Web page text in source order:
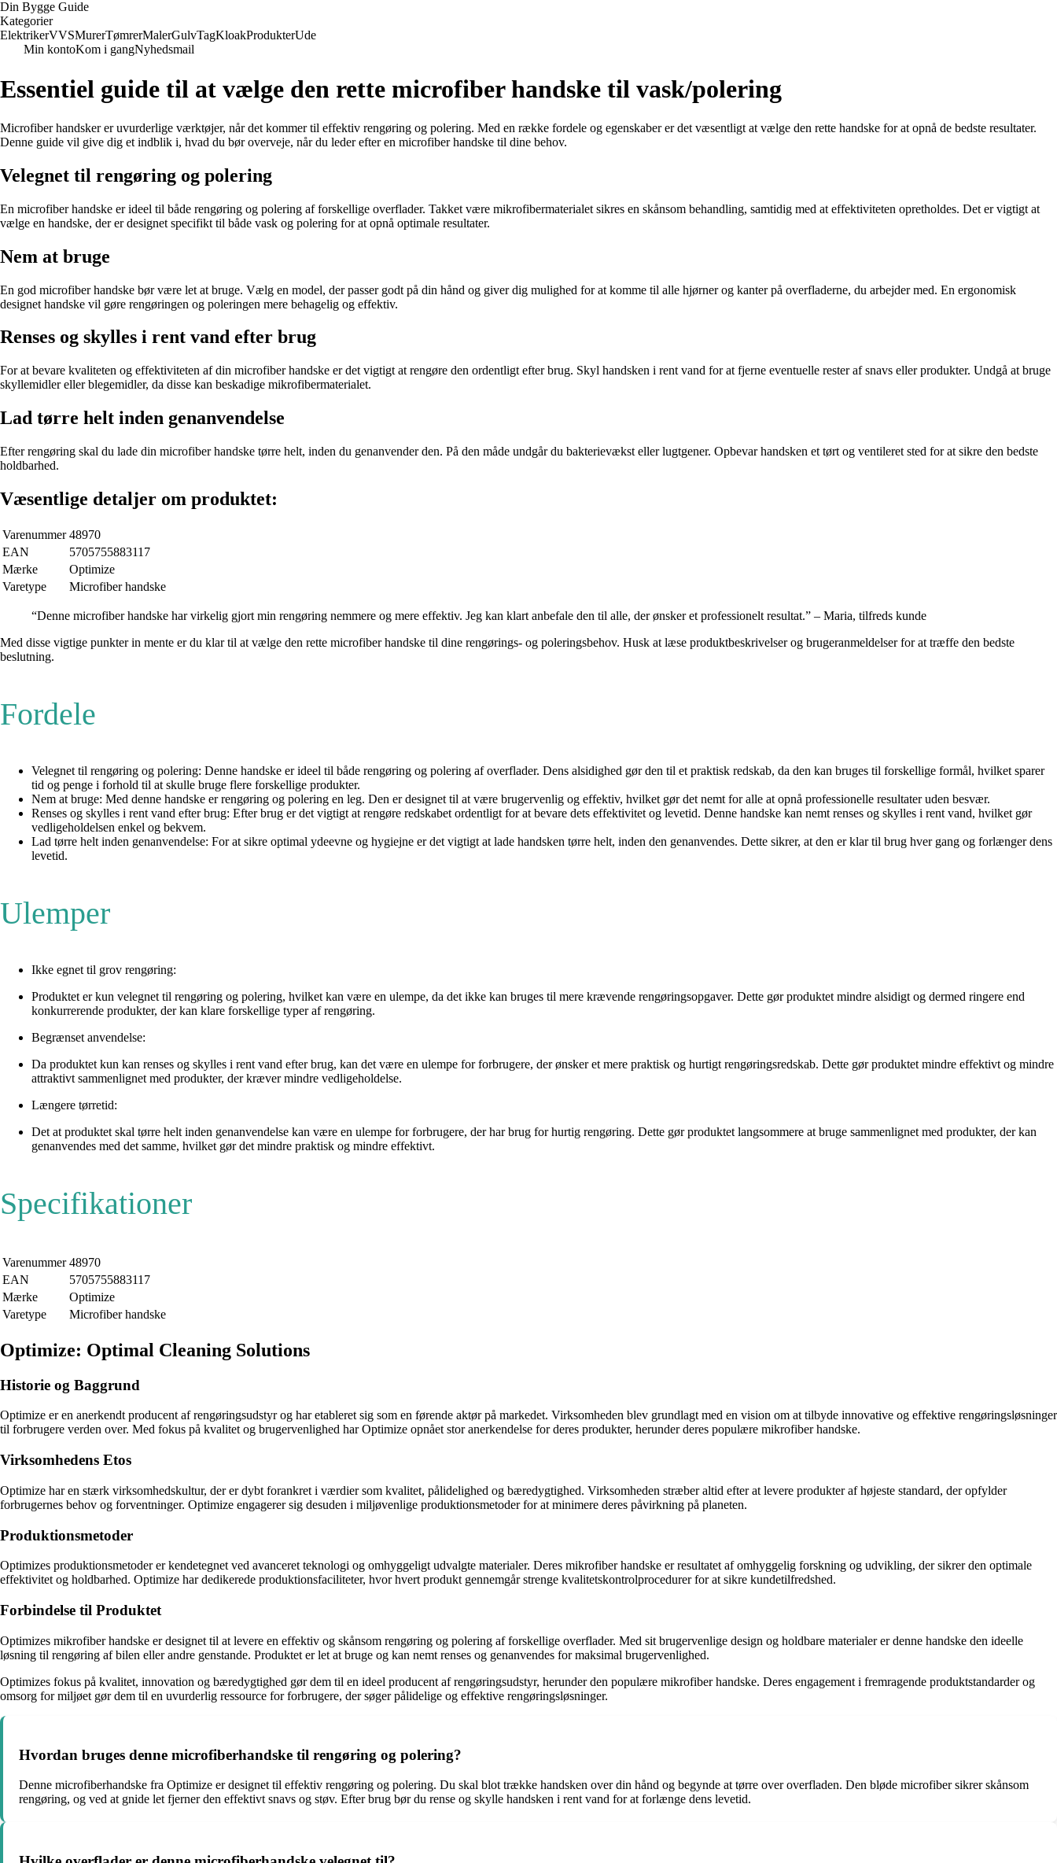
Din Bygge Guide
Kategorier
ElektrikerVVSMurerTømrerMalerGulvTagKloakProdukterUde
Min kontoKom i gangNyhedsmail
Essentiel guide til at vælge den rette microfiber handske til vask/polering
Microfiber handsker er uvurderlige værktøjer, når det kommer til effektiv rengøring og polering. Med en række fordele og egenskaber er det væsentligt at vælge den rette handske for at opnå de bedste resultater.
Denne guide vil give dig et indblik i, hvad du bør overveje, når du leder efter en microfiber handske til dine behov.
Velegnet til rengøring og polering
En microfiber handske er ideel til både rengøring og polering af forskellige overflader. Takket være mikrofibermaterialet sikres en skånsom behandling, samtidig med at effektiviteten opretholdes. Det er vigtigt at
vælge en handske, der er designet specifikt til både vask og polering for at opnå optimale resultater.
Nem at bruge
En god microfiber handske bør være let at bruge. Vælg en model, der passer godt på din hånd og giver dig mulighed for at komme til alle hjørner og kanter på overfladerne, du arbejder med. En ergonomisk
designet handske vil gøre rengøringen og poleringen mere behagelig og effektiv.
Renses og skylles i rent vand efter brug
For at bevare kvaliteten og effektiviteten af din microfiber handske er det vigtigt at rengøre den ordentligt efter brug. Skyl handsken i rent vand for at fjerne eventuelle rester af snavs eller produkter. Undgå at bruge
skyllemidler eller blegemidler, da disse kan beskadige mikrofibermaterialet.
Lad tørre helt inden genanvendelse
Efter rengøring skal du lade din microfiber handske tørre helt, inden du genanvender den. På den måde undgår du bakterievækst eller lugtgener. Opbevar handsken et tørt og ventileret sted for at sikre den bedste
holdbarhed.
Væsentlige detaljer om produktet:
Varenummer 48970
EAN
5705755883117
Mærke
Optimize
Varetype
Microfiber handske
“Denne microfiber handske har virkelig gjort min rengøring nemmere og mere effektiv. Jeg kan klart anbefale den til alle, der ønsker et professionelt resultat.” – Maria, tilfreds kunde
Med disse vigtige punkter in mente er du klar til at vælge den rette microfiber handske til dine rengørings- og poleringsbehov. Husk at læse produktbeskrivelser og brugeranmeldelser for at træffe den bedste
beslutning.
Fordele
Velegnet til rengøring og polering: Denne handske er ideel til både rengøring og polering af overflader. Dens alsidighed gør den til et praktisk redskab, da den kan bruges til forskellige formål, hvilket sparer
tid og penge i forhold til at skulle bruge flere forskellige produkter.
Nem at bruge: Med denne handske er rengøring og polering en leg. Den er designet til at være brugervenlig og effektiv, hvilket gør det nemt for alle at opnå professionelle resultater uden besvær.
Renses og skylles i rent vand efter brug: Efter brug er det vigtigt at rengøre redskabet ordentligt for at bevare dets effektivitet og levetid. Denne handske kan nemt renses og skylles i rent vand, hvilket gør
vedligeholdelsen enkel og bekvem.
Lad tørre helt inden genanvendelse: For at sikre optimal ydeevne og hygiejne er det vigtigt at lade handsken tørre helt, inden den genanvendes. Dette sikrer, at den er klar til brug hver gang og forlænger dens
levetid.
Ulemper
Ikke egnet til grov rengøring:
Produktet er kun velegnet til rengøring og polering, hvilket kan være en ulempe, da det ikke kan bruges til mere krævende rengøringsopgaver. Dette gør produktet mindre alsidigt og dermed ringere end
konkurrerende produkter, der kan klare forskellige typer af rengøring.
Begrænset anvendelse:
Da produktet kun kan renses og skylles i rent vand efter brug, kan det være en ulempe for forbrugere, der ønsker et mere praktisk og hurtigt rengøringsredskab. Dette gør produktet mindre effektivt og mindre
attraktivt sammenlignet med produkter, der kræver mindre vedligeholdelse.
Længere tørretid:
Det at produktet skal tørre helt inden genanvendelse kan være en ulempe for forbrugere, der har brug for hurtig rengøring. Dette gør produktet langsommere at bruge sammenlignet med produkter, der kan
genanvendes med det samme, hvilket gør det mindre praktisk og mindre effektivt.
Specifikationer
Varenummer 48970
EAN
5705755883117
Mærke
Optimize
Varetype
Microfiber handske
Optimize: Optimal Cleaning Solutions
Historie og Baggrund
Optimize er en anerkendt producent af rengøringsudstyr og har etableret sig som en førende aktør på markedet. Virksomheden blev grundlagt med en vision om at tilbyde innovative og effektive rengøringsløsninger
til forbrugere verden over. Med fokus på kvalitet og brugervenlighed har Optimize opnået stor anerkendelse for deres produkter, herunder deres populære mikrofiber handske.
Virksomhedens Etos
Optimize har en stærk virksomhedskultur, der er dybt forankret i værdier som kvalitet, pålidelighed og bæredygtighed. Virksomheden stræber altid efter at levere produkter af højeste standard, der opfylder
forbrugernes behov og forventninger. Optimize engagerer sig desuden i miljøvenlige produktionsmetoder for at minimere deres påvirkning på planeten.
Produktionsmetoder
Optimizes produktionsmetoder er kendetegnet ved avanceret teknologi og omhyggeligt udvalgte materialer. Deres mikrofiber handske er resultatet af omhyggelig forskning og udvikling, der sikrer den optimale
effektivitet og holdbarhed. Optimize har dedikerede produktionsfaciliteter, hvor hvert produkt gennemgår strenge kvalitetskontrolprocedurer for at sikre kundetilfredshed.
Forbindelse til Produktet
Optimizes mikrofiber handske er designet til at levere en effektiv og skånsom rengøring og polering af forskellige overflader. Med sit brugervenlige design og holdbare materialer er denne handske den ideelle
løsning til rengøring af bilen eller andre genstande. Produktet er let at bruge og kan nemt renses og genanvendes for maksimal brugervenlighed.
Optimizes fokus på kvalitet, innovation og bæredygtighed gør dem til en ideel producent af rengøringsudstyr, herunder den populære mikrofiber handske. Deres engagement i fremragende produktstandarder og
omsorg for miljøet gør dem til en uvurderlig ressource for forbrugere, der søger pålidelige og effektive rengøringsløsninger.
Hvordan bruges denne microfiberhandske til rengøring og polering?
Denne microfiberhandske fra Optimize er designet til effektiv rengøring og polering. Du skal blot trække handsken over din hånd og begynde at tørre over overfladen. Den bløde microfiber sikrer skånsom
rengøring, og ved at gnide let fjerner den effektivt snavs og støv. Efter brug bør du rense og skylle handsken i rent vand for at forlænge dens levetid.